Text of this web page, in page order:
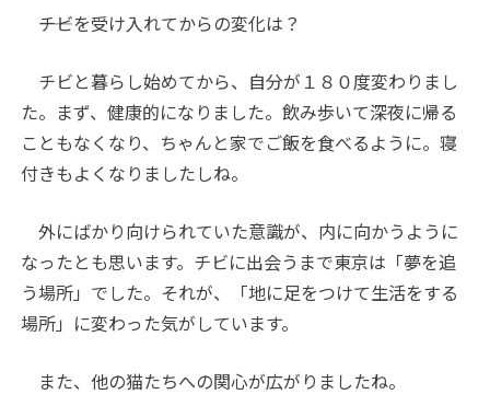
――チビを受け入れてからの変化は？
チビと暮らし始めてから、自分が１８０度変わりまし
た。まず、健康的になりました。飲み歩いて深夜に帰る
こともなくなり、ちゃんと家でご飯を食べるように。寝
付きもよくなりましたしね。
外にばかり向けられていた意識が、内に向かうように
なったとも思います。チビに出会うまで東京は「夢を追
う場所」でした。それが、「地に足をつけて生活をする
場所」に変わった気がしています。
また、他の猫たちへの関心が広がりましたね。